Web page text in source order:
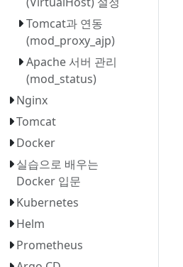
Tomcat과 연동
(mod_proxy_ajp)
Apache 서버 관리
(mod_status)
Nginx
Tomcat
Docker
실습으로 배우는
Docker 입문
Kubernetes
Helm
Prometheus